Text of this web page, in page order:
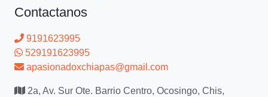
Contactanos
9191623995
529191623995
apasionadoxchiapas@gmail.com
2a, Av. Sur Ote. Barrio Centro, Ocosingo, Chis,